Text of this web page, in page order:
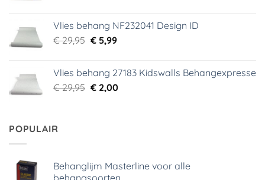
€ 29,95.€ 3,99.
Vlies behang NF232041 Design ID
€29,95 Oorspronkelijke
€ 29,95.
€5,99Huidige
€ 5,99.
Vlies behang 27183 Kidswalls Behangexpresse
€29,95 Oorspronkelijke
€2,00Huidige
POPULAIR
Behanglijm Masterline voor alle
behangsoorten